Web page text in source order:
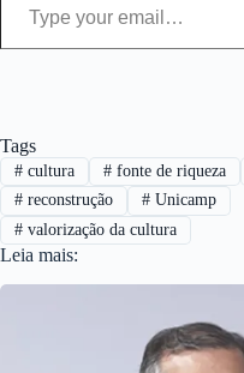
Tags
#cultura #fonte de riqueza
#reconstrução #Unicamp
#valorização da cultura
Leia mais: